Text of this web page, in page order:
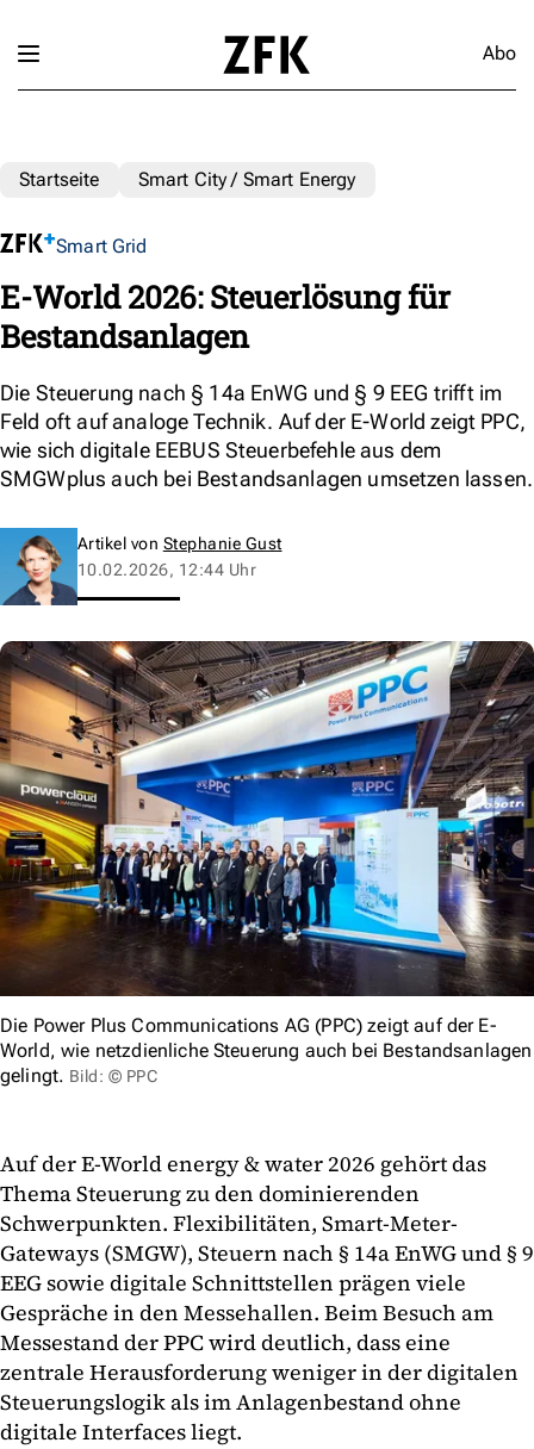
Abo
Startseite Smart City / Smart Energy
Smart Grid
E-World 2026: Steuerlösung für
Bestandsanlagen
Die Steuerung nach § 14a EnWG und § 9 EEG trifft im
Feld oft auf analoge Technik. Auf der E-World zeigt PPC,
wie sich digitale EEBUS Steuerbefehle aus dem
SMGWplus auch bei Bestandsanlagen umsetzen lassen.
Artikel von Stephanie Gust
10.02.2026, 12:44 Uhr
Die Power Plus Communications AG (PPC) zeigt auf der E-
World, wie netzdienliche Steuerung auch bei Bestandsanlagen
gelingt. Bild: © PPC
Auf der E-World energy & water 2026 gehört das
Thema Steuerung zu den dominierenden
Schwerpunkten. Flexibilitäten, Smart-Meter-
Gateways (SMGW), Steuern nach § 14a EnWG und § 9
EEG sowie digitale Schnittstellen prägen viele
Gespräche in den Messehallen. Beim Besuch am
Messestand der PPC wird deutlich, dass eine
zentrale Herausforderung weniger in der digitalen
Steuerungslogik als im Anlagenbestand ohne
digitale Interfaces liegt.